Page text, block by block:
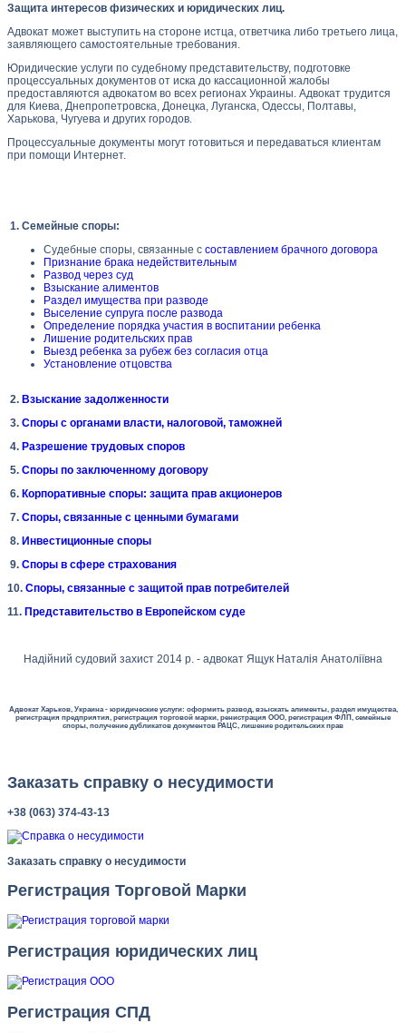
Защита интересов физических и юридических лиц.
Адвокат может выступить на стороне истца, ответчика либо третьего лица,
заявляющего самостоятельные требования.
Юридические услуги по судебному представительству, подготовке
процессуальных документов от иска до кассационной жалобы
предоставляются адвокатом во всех регионах Украины. Адвокат трудится
для Киева, Днепропетровска, Донецка, Луганска, Одессы, Полтавы,
Харькова, Чугуева и других городов.
Процессуальные документы могут готовиться и передаваться клиентам
при помощи Интернет.
1. Семейные споры:
Судебные споры, связанные с составлением брачного договора
Признание брака недействительным
Развод через суд
Взыскание алиментов
Раздел имущества при разводе
Выселение супруга после развода
Определение порядка участия в воспитании ребенка
Лишение родительских прав
Выезд ребенка за рубеж без согласия отца
Установление отцовства
2. Взыскание задолженности
3. Споры с органами власти, налоговой, таможней
4. Разрешение трудовых споров
5. Споры по заключенному договору
6. Корпоративные споры: защита прав акционеров
7. Споры, связанные с ценными бумагами
8. Инвестиционные споры
9. Споры в сфере страхования
10. Споры, связанные с защитой прав потребителей
11. Представительство в Европейском суде
Надійний судовий захист 2014 р. - адвокат Ящук Наталія Анатоліївна
Адвокат Харьков, Украина - юридические услуги: оформить развод, взыскать алименты, раздел имущества,
регистрация предприятия, регистрация торговой марки, ренистрация ООО, регистрация ФЛП, семейные
споры, получение дубликатов документов РАЦС, лишение родительских прав
Заказать справку о несудимости
+38 (063) 374-43-13
Заказать справку о несудимости
Регистрация Торговой Марки
Регистрация юридических лиц
Регистрация СПД